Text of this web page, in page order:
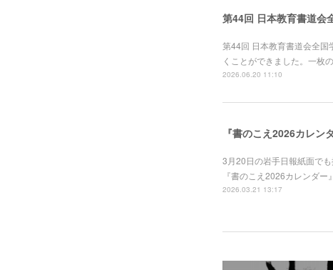
第44回 日本教育書道会
第44回 日本教育書道会全国
くことができました。一枚
2026.06.20 11:10
『書のこえ2026カレ
3月20日の岩手日報紙面で
『書のこえ2026カレンダ
2026.03.21 13:17